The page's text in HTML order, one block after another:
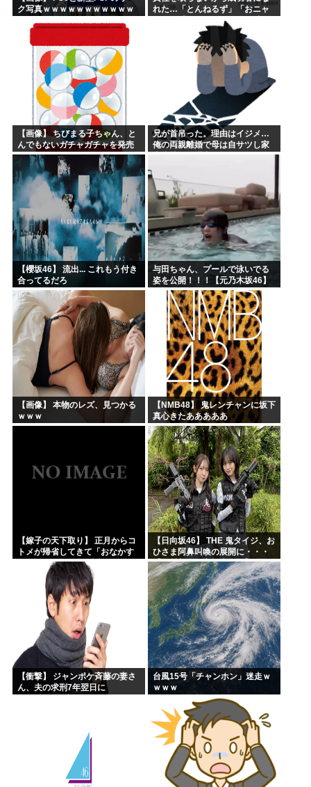
ク写真ｗｗｗｗｗｗｗｗｗｗｗ
れた…「とんねるず」「おニャ
ン子」「AKB」とヒットを出し
続けた秋元康の哲学！！！
【画像】 ちびまる子ちゃん、と
んでもないガチャガチャを発売
してしまうｗｗｗｗ
兄が首吊った。理由はイジメ…
俺の両親離婚で母は自サツし家
庭崩壊→首謀者を探しだした俺
刑受けた。子に復讐されるだろ...
【櫻坂46】 流出... これもう付き
合ってるだろ
与田ちゃん、プールで泳いでる
姿を公開！！！【元乃木坂46】
【画像】 本物のレズ、見つかる
ｗｗｗ
【NMB48】 鬼レンチャンに坂下
真心きたあああああ
【嫁子の天下取り】 正月からコ
トメが帰省してきて「おなかす
いたぁ～」と子供に返ってる。
旦那もウトメも何もしない。私
にしろって事だよね。でも...
【日向坂46】 THE 鬼タイジ、お
ひさま阿鼻叫喚の展開に・・・
【金村美玖・髙橋未来虹】
【衝撃】 ジャンポケ斉藤の妻さ
ん、夫の求刑7年翌日に
台風15号「チャンホン」迷走ｗ
ｗｗｗ